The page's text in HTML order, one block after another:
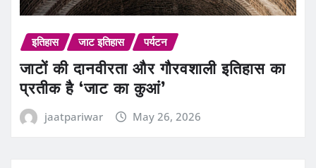
इतिहास जाट इतिहास पर्यटन
जाटों की दानवीरता और गौरवशाली इतिहास का
प्रतीक है ‘जाट का कुआं’
jaatpariwar May 26, 2026